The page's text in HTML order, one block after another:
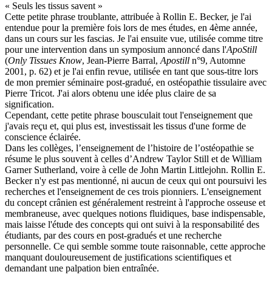
« Seuls les tissus savent »
Cette petite phrase troublante, attribuée à Rollin E. Becker, je l'ai
entendue pour la première fois lors de mes études, en 4ème année,
dans un cours sur les fascias. Je l'ai ensuite vue, utilisée comme titre
pour une intervention dans un symposium annoncé dans l'ApoStill
(Only Tissues Know, Jean-Pierre Barral, Apostill n°9, Automne
2001, p. 62) et je l'ai enfin revue, utilisée en tant que sous-titre lors
de mon premier séminaire post-gradué, en ostéopathie tissulaire avec
Pierre Tricot. J'ai alors obtenu une idée plus claire de sa
signification.
Cependant, cette petite phrase bousculait tout l'enseignement que
j'avais reçu et, qui plus est, investissait les tissus d'une forme de
conscience éclairée.
Dans les collèges, l’enseignement de l’histoire de l’ostéopathie se
résume le plus souvent à celles d’Andrew Taylor Still et de William
Garner Sutherland, voire à celle de John Martin Littlejohn. Rollin E.
Becker n'y est pas mentionné, ni aucun de ceux qui ont poursuivi les
recherches et l'enseignement de ces trois pionniers. L'enseignement
du concept crânien est généralement restreint à l'approche osseuse et
membraneuse, avec quelques notions fluidiques, base indispensable,
mais laisse l'étude des concepts qui ont suivi à la responsabilité des
étudiants, par des cours en post-gradués et une recherche
personnelle. Ce qui semble somme toute raisonnable, cette approche
manquant douloureusement de justifications scientifiques et
demandant une palpation bien entraînée.